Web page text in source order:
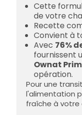
Cette
de votre
Recette
Convient à
Avec 76%
fournissent
Ownat
opération.
Pour une
l'alimentation
fraîche à votre